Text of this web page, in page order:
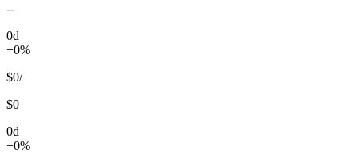
--
0d
+0%
$0/
$0
0d
+0%